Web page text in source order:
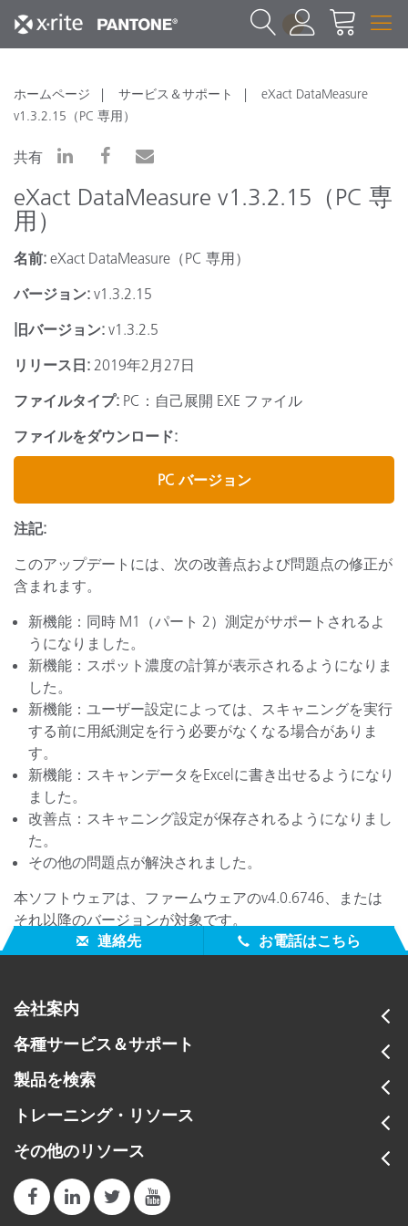
1
ホームページ サービス＆サポート
eXact DataMeasure
v1.3.2.15（PC 専用）
共有
eXact DataMeasure v1.3.2.15（PC 専
用）
名前: eXact DataMeasure（PC 専用）
バージョン: v1.3.2.15
旧バージョン: v1.3.2.5
リリース日: 2019年2月27日
ファイルタイプ: PC：自己展開 EXE ファイル
ファイルをダウンロード:
PC バージョン
注記:
このアップデートには、次の改善点および問題点の修正が
含まれます。
新機能：同時 M1（パート 2）測定がサポートされるよ
うになりました。
新機能：スポット濃度の計算が表示されるようになりま
した。
新機能：ユーザー設定によっては、スキャニングを実行
する前に用紙測定を行う必要がなくなる場合がありま
す。
新機能：スキャンデータをExcelに書き出せるようになり
ました。
改善点：スキャニング設定が保存されるようになりまし
た。
その他の問題点が解決されました。
本ソフトウェアは、ファームウェアのv4.0.6746、または
それ以降のバージョンが対象です。
連絡先
お電話はこちら
会社案内
各種サービス＆サポート
製品を検索
トレーニング・リソース
その他のリソース